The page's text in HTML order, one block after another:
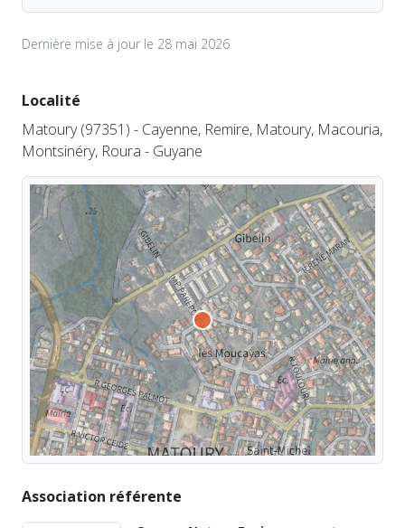
Dernière mise à jour le 28 mai 2026
Localité
Matoury (97351) - Cayenne, Remire, Matoury, Macouria,
Montsinéry, Roura - Guyane
Association référente